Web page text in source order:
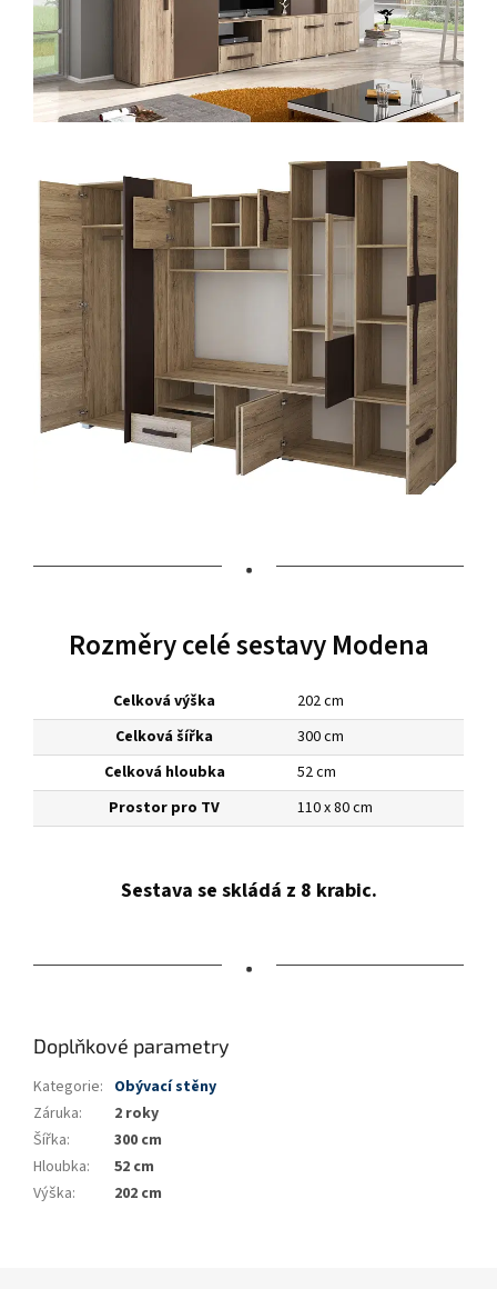
•
Rozměry celé sestavy Modena
Celková výška
202 cm
Celková šířka
300 cm
Celková hloubka
52 cm
Prostor pro TV
110 x 80 cm
Sestava se skládá z 8 krabic.
•
Doplňkové parametry
Kategorie: Obývací stěny
Záruka:
2 roky
Šířka:
300 cm
Hloubka:
52 cm
Výška: 202 cm